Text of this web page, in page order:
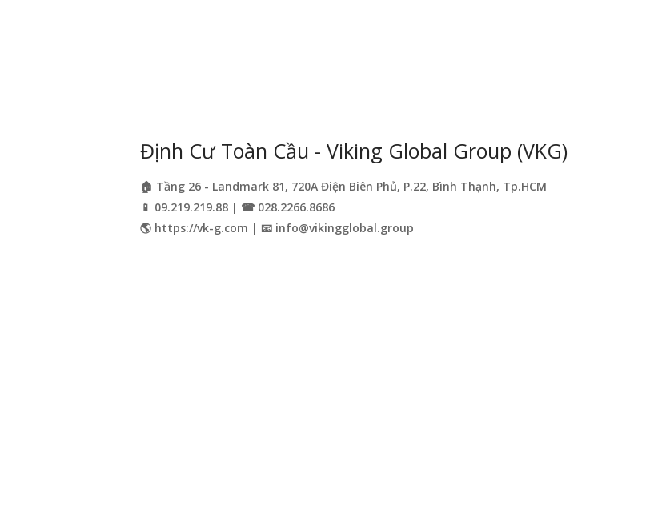
Định Cư Toàn Cầu - Viking Global Group (VKG)
🏠 Tầng 26 - Landmark 81, 720A Điện Biên Phủ, P.22, Bình Thạnh, Tp.HCM
📱 09.219.219.88 | ☎ 028.2266.8686
🌎 https://vk-g.com | 📧 info@vikingglobal.group